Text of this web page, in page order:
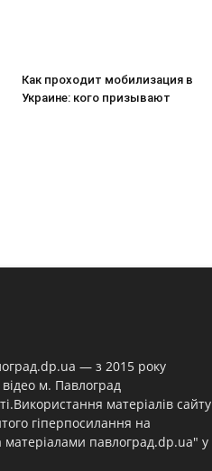
Как проходит мобилизация в
Украине: кого призывают
— з 2015 року
м. Павлоград
матеріалів сайту
гіперпосилання на
павлоград.dp.ua" у